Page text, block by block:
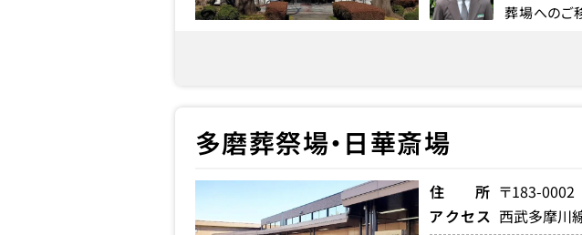
葬場へのご
多磨葬祭場・日華斎場
住所 〒183-
アクセス 西武多摩川